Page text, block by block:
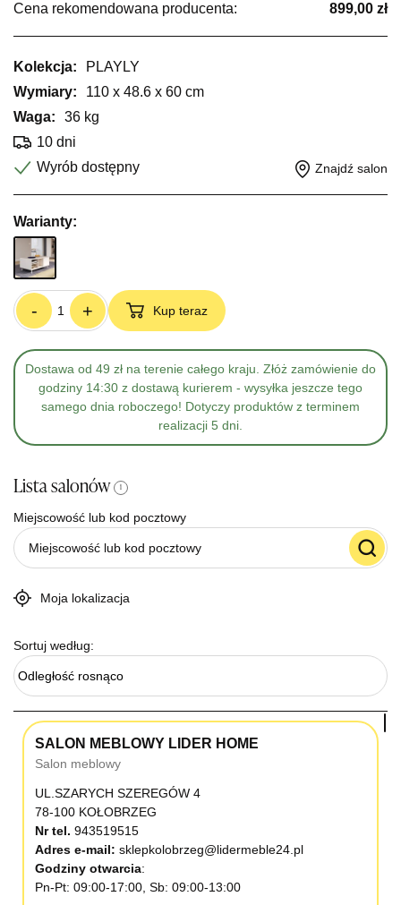
Cena rekomendowana producenta: 899,00 zł
Kolekcja:
PLAYLY
Wymiary:
110 x 48.6 x 60 cm
Waga:
36 kg
10 dni
Wyrób dostępny
Znajdź salon
Warianty:
- + Kup teraz
Dostawa od 49 zł na terenie całego kraju. Złóż zamówienie do
godziny 14:30 z dostawą kurierem - wysyłka jeszcze tego
samego dnia roboczego! Dotyczy produktów z terminem
realizacji 5 dni.
Lista salonów i
Miejscowość lub kod pocztowy
Moja lokalizacja
Sortuj według:
Odległość rosnąco
SALON MEBLOWY LIDER HOME
Salon meblowy
UL.SZARYCH SZEREGÓW 4
78-100 KOŁOBRZEG
Nr tel. 943519515
Adres e-mail: sklepkolobrzeg@lidermeble24.pl
Godziny otwarcia
Pn-Pt: 09:00-17:00, Sb: 09:00-13:00